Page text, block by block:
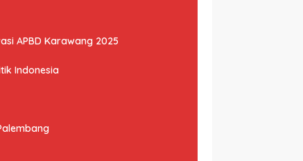
APBD Karawang 2025
Indonesia